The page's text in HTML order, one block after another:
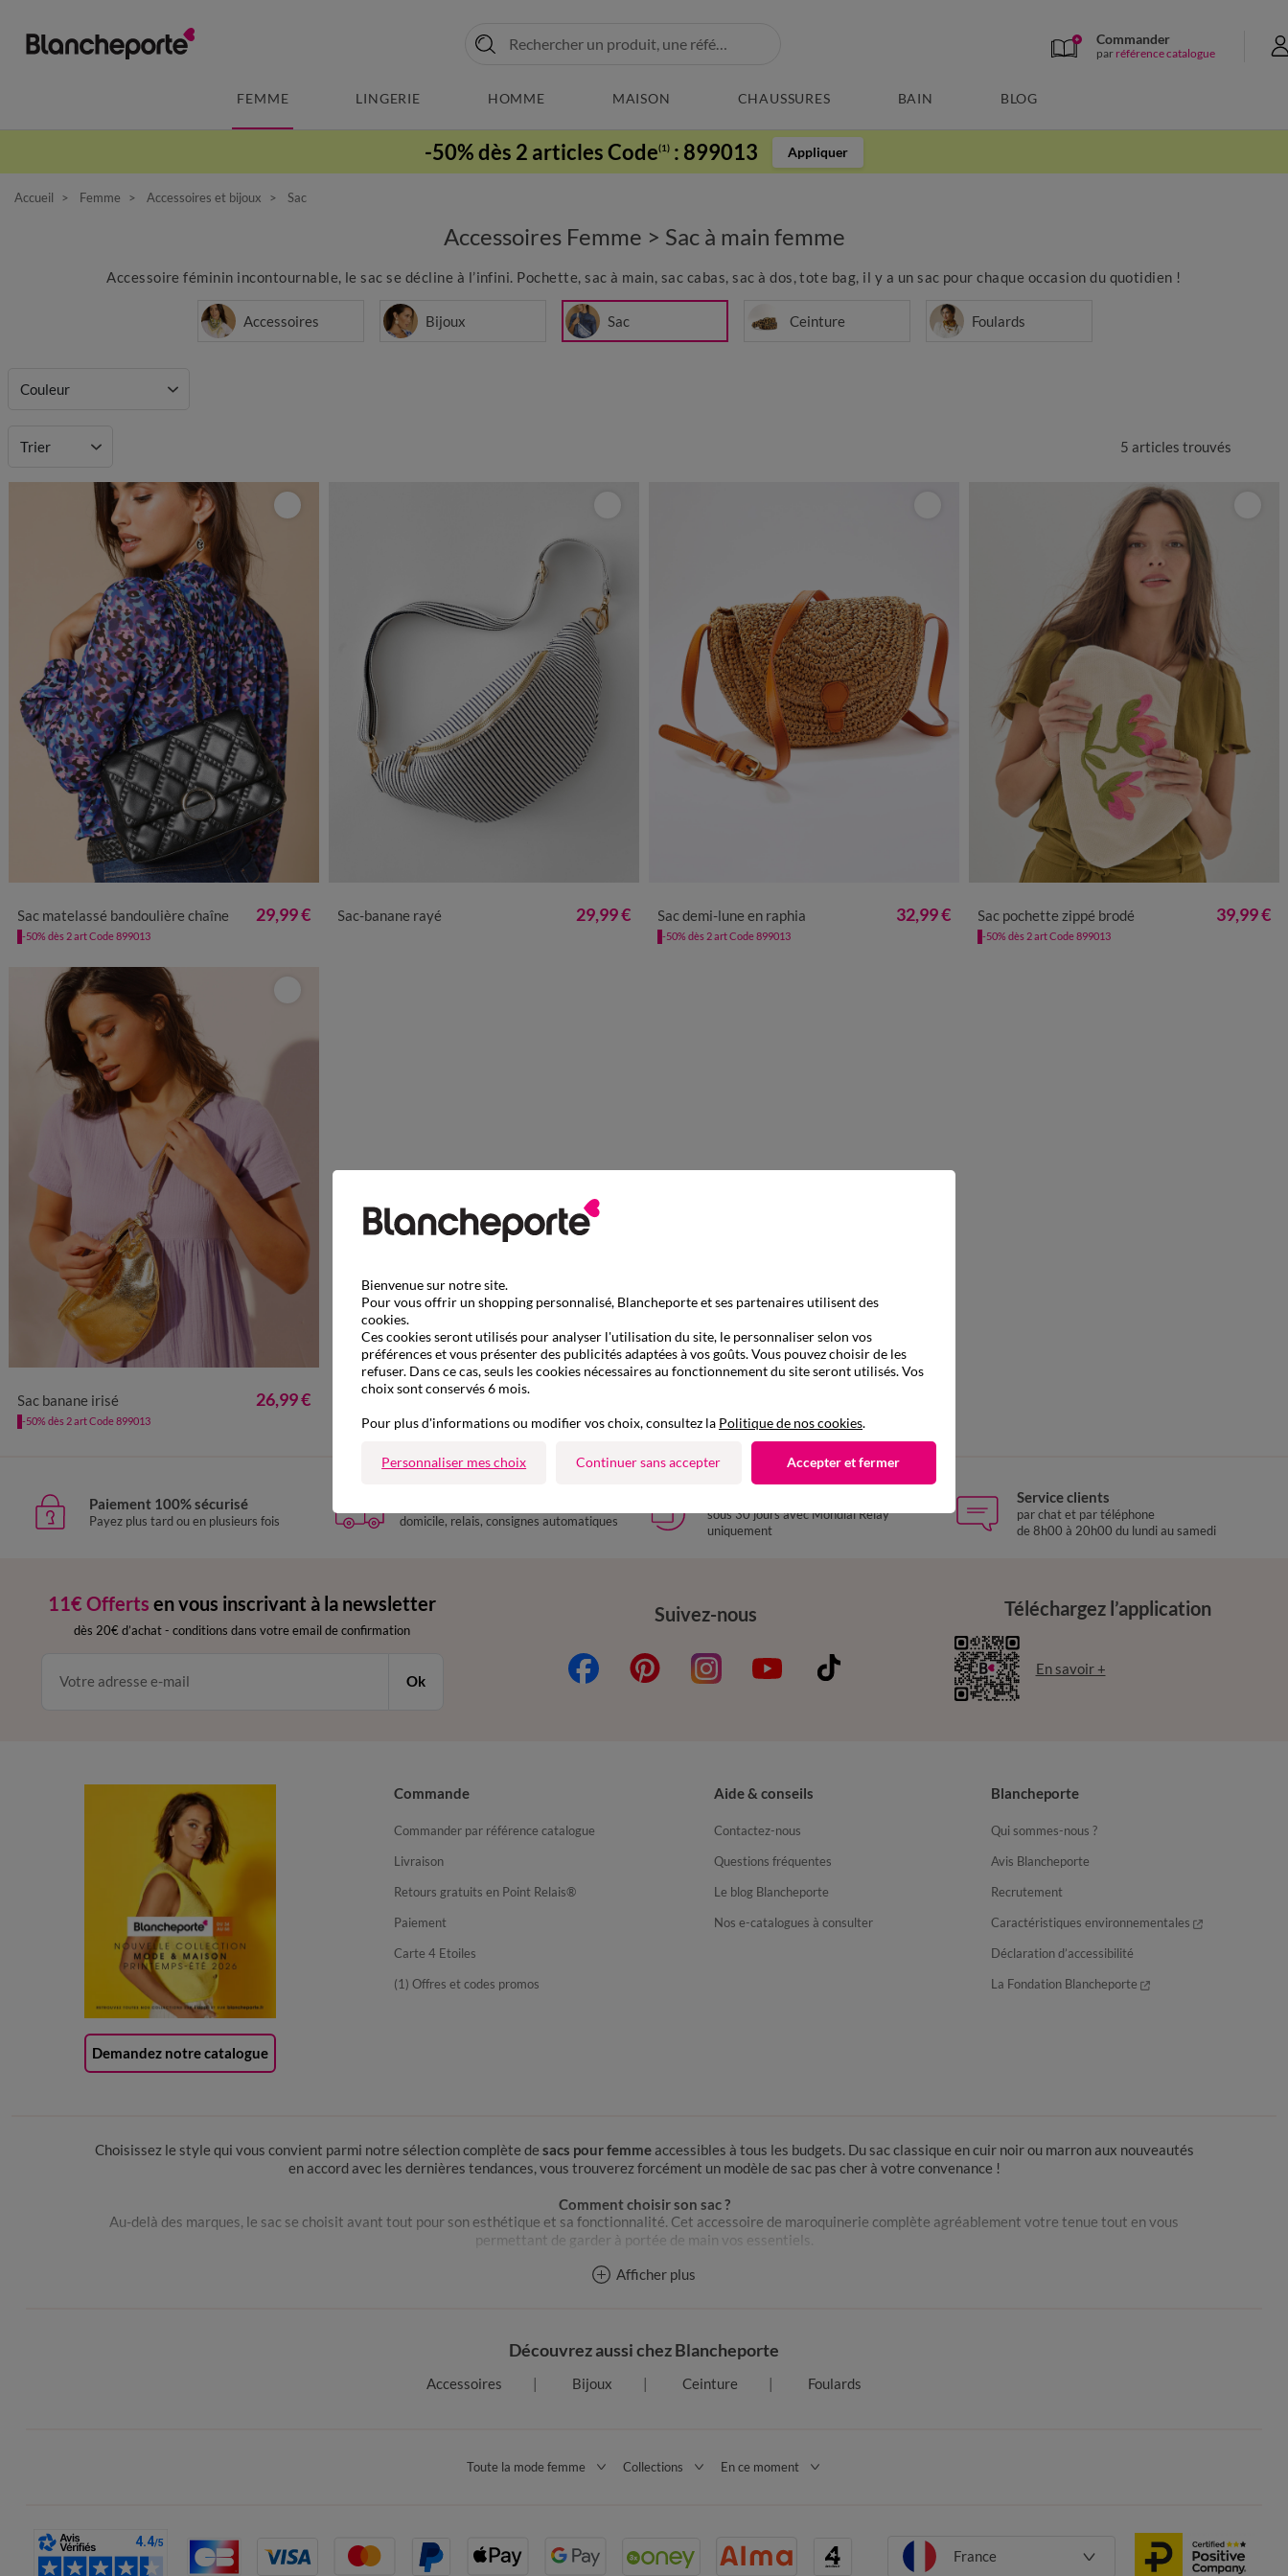
Commander
par référence catalogue
FEMME LINGERIE HOMME MAISON CHAUSSURES BAIN BLOG
-50% dès 2 articles Code(1) : 899013 Appliquer
Accueil Femme Accessoires et bijoux Sac
Accessoires Femme > Sac à main femme
Accessoire féminin incontournable, le sac se décline à l’infini. Pochette, sac à main, sac cabas, sac à dos, tote bag, il y a un sac pour chaque occasion du quotidien !
Accessoires Bijoux Sac Ceinture Foulards
Couleur
5 articles trouvés
Trier
Sac matelassé bandoulière chaîne 29,99 €
-50% dès 2 art Code 899013
Sac-banane rayé 29,99 € Sac demi-lune en raphia 32,99 €
-50% dès 2 art Code 899013
Sac pochette zippé brodé 39,99 €
-50% dès 2 art Code 899013
Sac banane irisé 26,99 €
-50% dès 2 art Code 899013
Paiement 100% sécurisé
Payez plus tard ou en plusieurs fois domicile, relais, consignes automatiques
sous 30 jours avec Mondial Relay
uniquement
Service clients
par chat et par téléphone
de 8h00 à 20h00 du lundi au samedi
11€ Offerts en vous inscrivant à la newsletter
dès 20€ d’achat - conditions dans votre email de confirmation
Ok
Suivez-nous Téléchargez l’application
En savoir +
Demandez notre catalogue
Commande
Commander par référence catalogue
Livraison
Retours gratuits en Point Relais®
Paiement
Carte 4 Etoiles
(1) Offres et codes promos
Aide & conseils
Contactez-nous
Questions fréquentes
Le blog Blancheporte
Nos e-catalogues à consulter
Blancheporte
Qui sommes-nous ?
Avis Blancheporte
Recrutement
Caractéristiques environnementales
Déclaration d’accessibilité
La Fondation Blancheporte
Choisissez le style qui vous convient parmi notre sélection complète de sacs pour femmeaccessibles à tous les budgets. Du sac classique en cuir noir ou marron aux nouveautés
en accord avec les dernières tendances, vous trouverez forcément un modèle de sac pas cher à votre convenance !
Comment choisir son sac ?
Au-delà des marques, le sac se choisit avant tout pour son esthétique et sa fonctionnalité. Cet accessoire de maroquinerie complète agréablement votre tenue tout en vous
permettant de garder à portée de main vos essentiels.
Les mamans optent avant tout pour la fonctionnalité en misant sur un sac pratique facile à porter tous les jours. C’est le cas du sac à dos ou du sac bandoulière qui laissent tous
strass complète idéalement votre tenue de soirée.
Quel sac pour un look casual ?
Quel sac pour une tenue working girl ?
Pour aller au bureau, on s’oriente vers des sacs à main plus rigides. Ils offrent un maintien parfait et une allure chic. Impossible de résister au sac à bandoulière imprimé peau de
Afficher plus
Découvrez aussi chez Blancheporte
Accessoires Bijoux Ceinture Foulards
Toute la mode femme Collections En ce moment
France
Bienvenue sur notre site.
Pour vous offrir un shopping personnalisé, Blancheporte et ses partenaires utilisent des
cookies.
Ces cookies seront utilisés pour analyser l'utilisation du site, le personnaliser selon vos
préférences et vous présenter des publicités adaptées à vos goûts. Vous pouvez choisir de les
refuser. Dans ce cas, seuls les cookies nécessaires au fonctionnement du site seront utilisés. Vos
choix sont conservés 6 mois.
Pour plus d'informations ou modifier vos choix, consultez la Politique de nos cookies.
Personnaliser mes choix Continuer sans accepter Accepter et fermer